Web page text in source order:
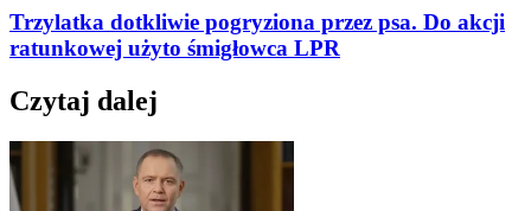
Trzylatka dotkliwie pogryziona przez psa. Do akcji
ratunkowej użyto śmigłowca LPR
Czytaj dalej